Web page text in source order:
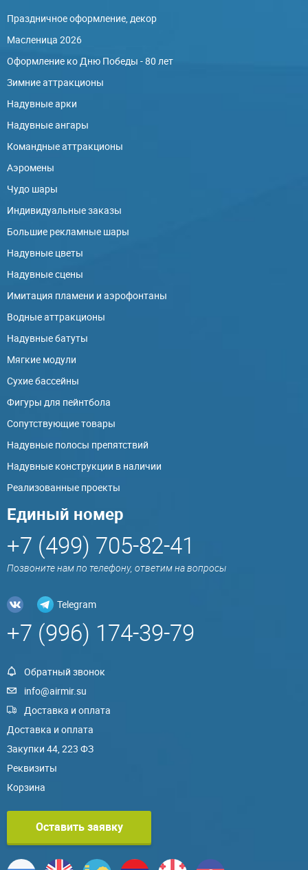
Праздничное оформление, декор
Масленица 2026
Оформление ко Дню Победы - 80 лет
Зимние аттракционы
Надувные арки
Надувные ангары
Командные аттракционы
Аэромены
Чудо шары
Индивидуальные заказы
Большие рекламные шары
Надувные цветы
Надувные сцены
Имитация пламени и аэрофонтаны
Водные аттракционы
Надувные батуты
Мягкие модули
Сухие бассейны
Фигуры для пейнтбола
Сопутствующие товары
Надувные полосы препятствий
Надувные конструкции в наличии
Реализованные проекты
Единый номер
+7 (499) 705-82-41
Позвоните нам по телефону, ответим на вопросы
Telegram
+7 (996) 174-39-79
Обратный звонок
info@airmir.su
Доставка и оплата
Доставка и оплата
Закупки 44, 223 ФЗ
Реквизиты
Корзина
Оставить заявку